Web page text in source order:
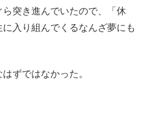
突き進んでいたので、「休
入り組んでくるなんざ夢にも
ずではなかった。